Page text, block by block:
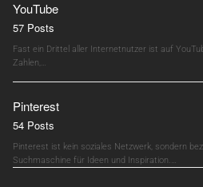
YouTube
57 Posts
Fast ein Drittel aller Internetnutzer ist auf
Zahlen,…
Pinterest
54 Posts
Pinterest ist kein soziales Netzwerk, sondern
Suchmaschine für Ideen und Inspiration.…